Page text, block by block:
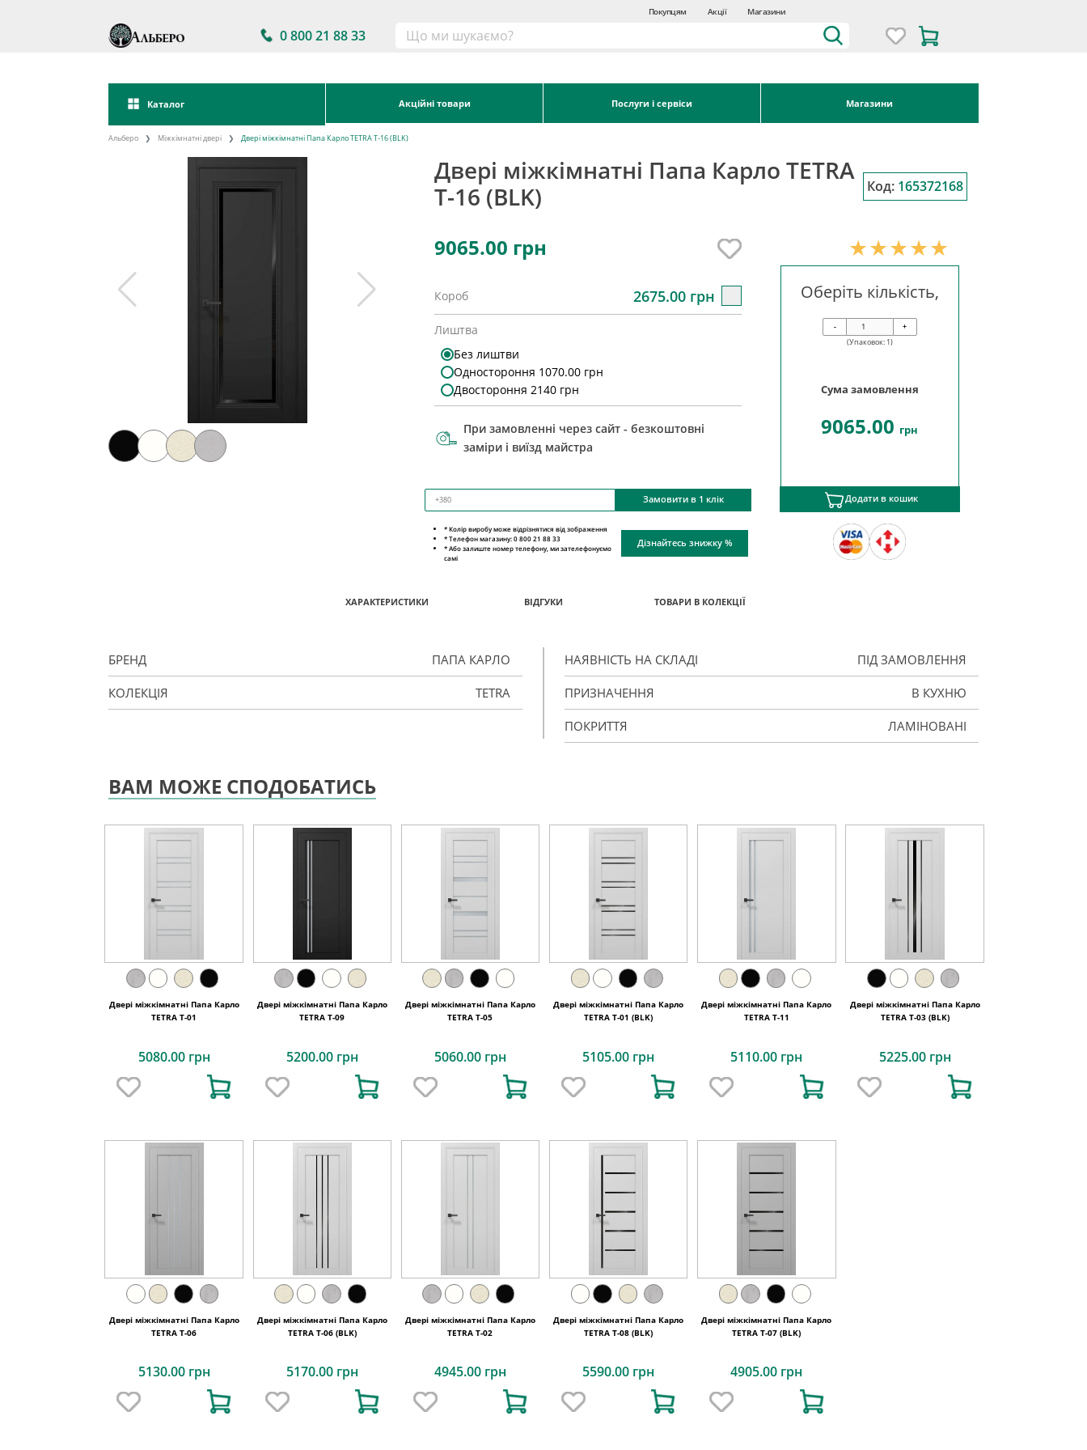
Покупцям Акції Магазини
0 800 21 88 33
Каталог Акційні товари Послуги і сервіси Магазини
Альберо Міжкімнатні двері Двері міжкімнатні Папа Карло TETRA T-16 (BLK)
Двері міжкімнатні Папа Карло TETRA
T-16 (BLK)
Код: 165372168
9065.00 грн
Короб 2675.00 грн
Лиштва
Без лиштви
Одностороння 1070.00 грн
Двостороння 2140 грн
При замовленні через сайт - безкоштовні
заміри і виїзд майстра
Замовити в 1 клік
Оберіть кількість,
-
+
(Упаковок: 1)
Сума замовлення
9065.00 грн
Додати в кошик
* Колір виробу може відрізнятися від зображення
* Телефон магазину: 0 800 21 88 33
* Або залиште номер телефону, ми зателефонуємо
самі
Дізнайтесь знижку %
ХАРАКТЕРИСТИКИ ВІДГУКИ ТОВАРИ В КОЛЕКЦІЇ
БРЕНД ПАПА КАРЛО
КОЛЕКЦІЯ TETRA
НАЯВНІСТЬ НА СКЛАДІ ПІД ЗАМОВЛЕННЯ
ПРИЗНАЧЕННЯ В КУХНЮ
ПОКРИТТЯ ЛАМІНОВАНІ
ВАМ МОЖЕ СПОДОБАТИСЬ
Двері міжкімнатні Папа Карло
TETRA Т-01
5080.00 грн
Двері міжкімнатні Папа Карло
TETRA T-09
5200.00 грн
Двері міжкімнатні Папа Карло
TETRA T-05
5060.00 грн
Двері міжкімнатні Папа Карло
TETRA Т-01 (BLK)
5105.00 грн
Двері міжкімнатні Папа Карло
TETRA T-11
5110.00 грн
Двері міжкімнатні Папа Карло
TETRA Т-03 (BLK)
5225.00 грн
Двері міжкімнатні Папа Карло
TETRA T-06
5130.00 грн
Двері міжкімнатні Папа Карло
TETRA T-06 (BLK)
5170.00 грн
Двері міжкімнатні Папа Карло
TETRA Т-02
4945.00 грн
Двері міжкімнатні Папа Карло
TETRA T-08 (BLK)
5590.00 грн
Двері міжкімнатні Папа Карло
TETRA T-07 (BLK)
4905.00 грн